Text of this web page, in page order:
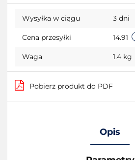
przechowalni
Wysyłka w ciągu 3 dni
Cena przesyłki 14.91
Waga 1.4 kg
Pobierz produkt do PDF
Opis